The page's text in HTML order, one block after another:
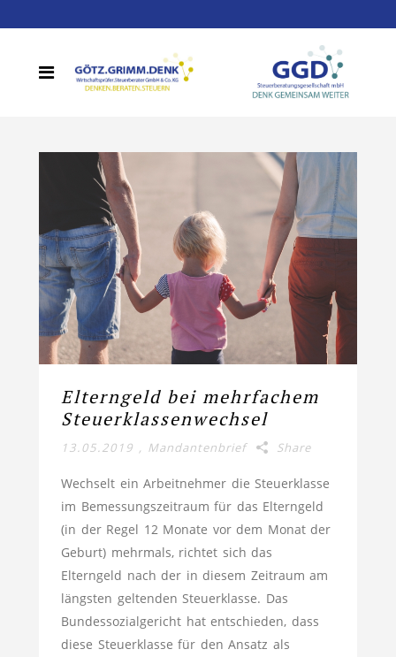
Elterngeld bei mehrfachem
Steuerklassenwechsel
13.05.2019 , Mandantenbrief Share
Wechselt ein Arbeitnehmer die Steuerklasse
im Bemessungszeitraum für das Elterngeld
(in der Regel 12 Monate vor dem Monat der
Geburt) mehrmals, richtet sich das
Elterngeld nach der in diesem Zeitraum am
längsten geltenden Steuerklasse. Das
Bundessozialgericht hat entschieden, dass
diese Steuerklasse für den Ansatz als